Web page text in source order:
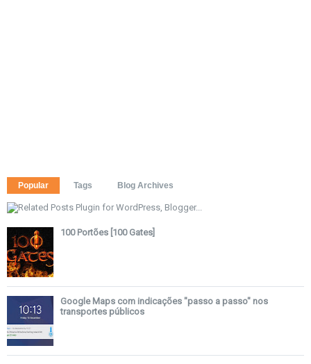
Popular Tags Blog Archives
100 Portões [100 Gates]
Google Maps com indicações "passo a passo" nos
transportes públicos